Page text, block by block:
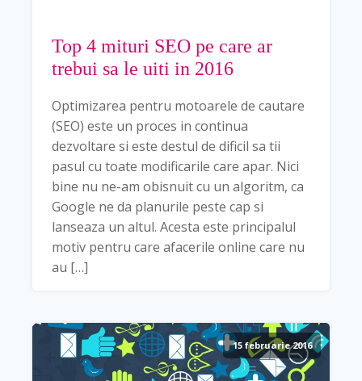
Top 4 mituri SEO pe care ar
trebui sa le uiti in 2016
Optimizarea pentru motoarele de cautare
(SEO) este un proces in continua
dezvoltare si este destul de dificil sa tii
pasul cu toate modificarile care apar. Nici
bine nu ne-am obisnuit cu un algoritm, ca
Google ne da planurile peste cap si
lanseaza un altul. Acesta este principalul
motiv pentru care afacerile online care nu
au […]
15 februarie 2016